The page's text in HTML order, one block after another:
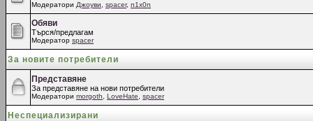
Модератори Джоуви spacer, n1x0n
Обяви
Търся/предлагам
Модератор spacer
За новите потребители
Представяне
За представяне на нови потребители
Модератори morgoth LoveHate spacer
Неспециализирани